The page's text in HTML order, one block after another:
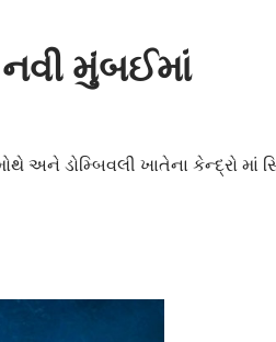
નવી મુંબઈમાં
અને ડોમ્બિવલી ખાતેના કેન્દ્રો